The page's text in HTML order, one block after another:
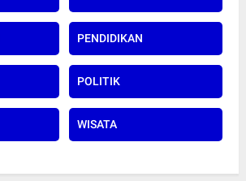
PENDIDIKAN
POLITIK
WISATA